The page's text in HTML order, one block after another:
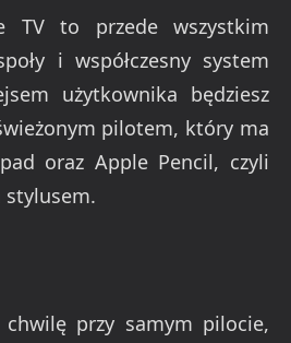
TV to przede wszystkim
i współczesny system
użytkownika będziesz
pilotem, który ma
oraz Apple Pencil, czyli
przy samym pilocie,